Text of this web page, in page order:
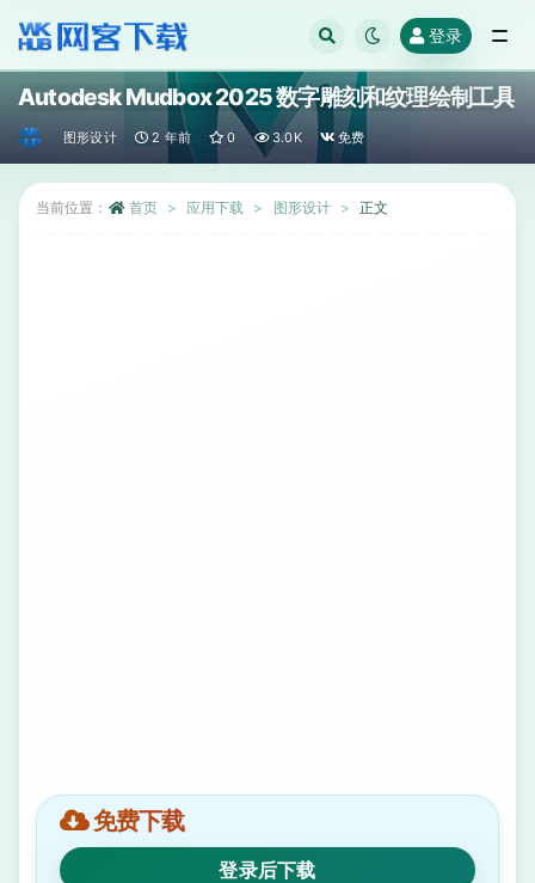
登录
Autodesk Mudbox 2025 数字雕刻和纹理绘制工具
图形设计 2 年前 0 3.0K 免费
当前位置： 首页 应用下载 图形设计 正文
免费下载
登录后下载
全部